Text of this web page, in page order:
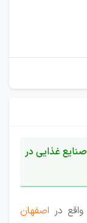
غذایی در
در اصفهان